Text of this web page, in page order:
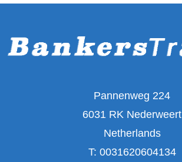
Pannenweg 224
6031 RK Nederweert
Netherlands
T: 0031620604134